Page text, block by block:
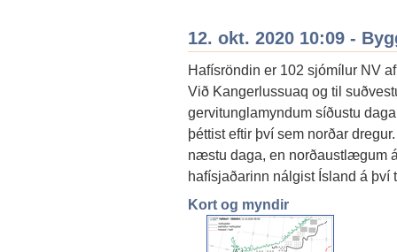
12. okt. 2020 10:09 -
Hafísröndin er 102 sjómílur NV
Við Kangerlussuaq og til
gervitunglamyndum síðustu
þéttist eftir því sem norðar
næstu daga, en norðaustlægum
hafísjaðarinn nálgist Ísland á því
Kort og myndir